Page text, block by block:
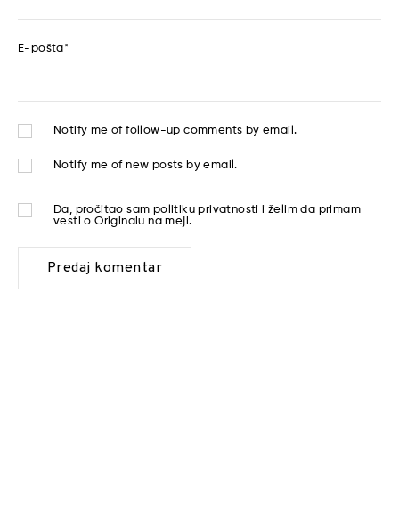
E-pošta*
Notify me of follow-up comments by email.
Notify me of new posts by email.
Da, pročitao sam politiku privatnosti
i želim da primam
vesti o Originalu na mejl.